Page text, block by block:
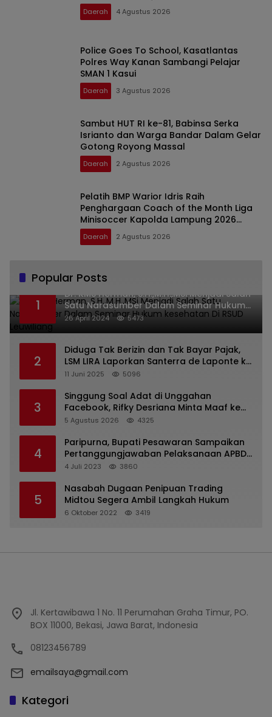
Daerah 4 Agustus 2026
Police Goes To School, Kasatlantas
Polres Way Kanan Sambangi Pelajar
SMAN 1 Kasui
Daerah 3 Agustus 2026
Sambut HUT RI ke-81, Babinsa Serka
Isrianto dan Warga Bandar Dalam Gelar
Gotong Royong Massal
Daerah 2 Agustus 2026
Pelatih BMP Warior Idris Raih
Penghargaan Coach of the Month Liga
Minisoccer Kapolda Lampung 2026
Kategori U-12
Daerah 2 Agustus 2026
Popular Posts
1
Dr. KMS Herman, S.H.,M.H.,MSi Menjadi Salah
Satu Narasumber Dalam Seminar Hukum
kesehatan Di RSUD Leuwiliang
26 April 2024 5473
2
Diduga Tak Berizin dan Tak Bayar Pajak,
LSM LIRA Laporkan Santerra de Laponte ke
Kejaksaan Kota Batu
11 Juni 2025 5096
3
Singgung Soal Adat di Unggahan
Facebook, Rifky Desriana Minta Maaf ke
PDA dan Bupati Kubar
5 Agustus 2026 4325
4
Paripurna, Bupati Pesawaran Sampaikan
Pertanggungjawaban Pelaksanaan APBD
2022
4 Juli 2023 3860
5
Nasabah Dugaan Penipuan Trading
Midtou Segera Ambil Langkah Hukum
6 Oktober 2022 3419
Jl. Kertawibawa 1 No. 11 Perumahan Graha Timur, PO.
BOX 11000, Bekasi, Jawa Barat, Indonesia
08123456789
emailsaya@gmail.com
Kategori